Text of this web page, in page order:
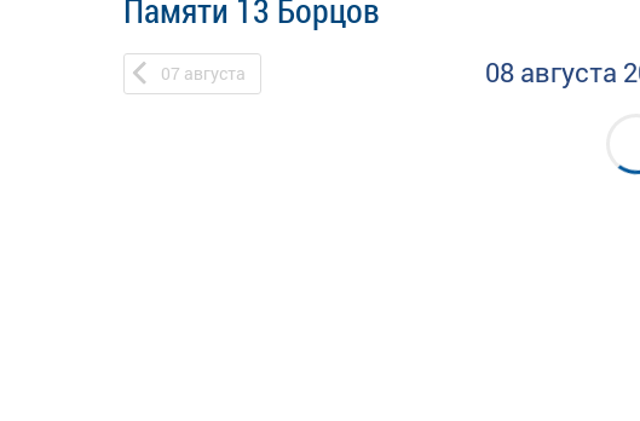
Памяти 13 Борцов
07 августа 08 августа